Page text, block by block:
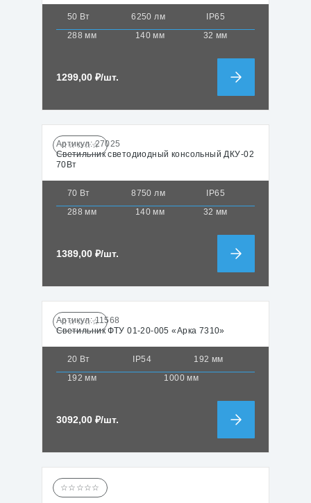
50 Вт 6250 лм
IP65
288 мм
140 мм 32 мм
1299,00 ₽/шт.
☆☆☆☆☆
Артикул:27025
Светильник светодиодный консольный ДКУ-02
70Вт
70 Вт 8750 лм
IP65
288 мм
140 мм 32 мм
1389,00 ₽/шт.
☆☆☆☆☆
Артикул:11568
Светильник ФТУ 01-20-005 «Арка 7310»
20 Вт IP54
192 мм
192 мм
1000 мм
3092,00 ₽/шт.
☆☆☆☆☆